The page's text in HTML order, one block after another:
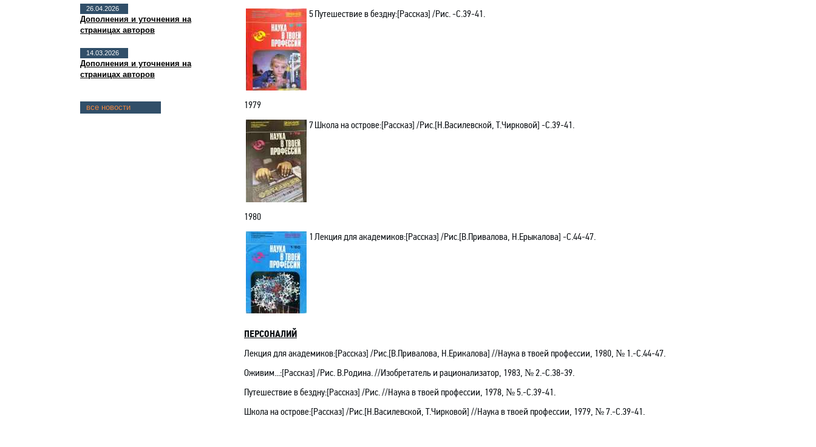
26.04.2026
Дополнения и уточнения на
страницах авторов
14.03.2026
Дополнения и уточнения на
страницах авторов
все новости
5Путешествие в бездну:[Рассказ] /Рис. -С.39-41.
1979
7Школа на острове:[Рассказ] /Рис.[Н.Василевской, Т.Чирковой] -С.39-41.
1980
1 Лекция для академиков:[Рассказ] /Рис.[В.Привалова, Н.Ерыкалова] -С.44-47.
ПЕРСОНАЛИЙ
Лекция для академиков:[Рассказ] /Рис.[В.Привалова, Н.Ерикалова] //Наука в твоей профессии, 1980, № 1.-С.44-47.
Оживим...:[Рассказ] /Рис. В.Родина. //Изобретатель и рационализатор, 1983, № 2.-С.38-39.
Путешествие в бездну:[Рассказ] /Рис. //Наука в твоей профессии, 1978, № 5.-С.39-41.
Школа на острове:[Рассказ] /Рис.[Н.Василевской, Т.Чирковой] //Наука в твоей профессии, 1979, № 7.-С.39-41.